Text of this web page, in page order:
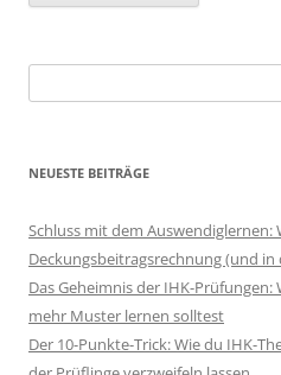
nach:
NEUESTE BEITRÄGE
Schluss mit dem Auswendiglernen:
Deckungsbeitragsrechnung (und
Das Geheimnis der IHK-
mehr Muster lernen solltest
Der 10-Punkte-Trick: Wie du IHK-